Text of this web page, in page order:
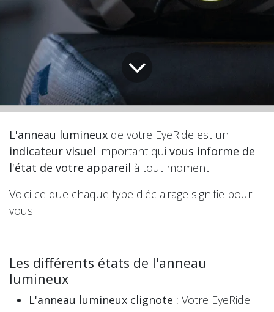
L'anneau lumineux de votre EyeRide est un
indicateur visuel important qui vous informe de
l'état de votre appareil à tout moment.
Voici ce que chaque type d'éclairage signifie pour
vous :
Les différents états de l'anneau
lumineux
L'anneau lumineux clignote : Votre EyeRide